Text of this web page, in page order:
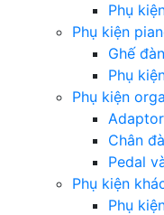
Phụ
Phụ kiện
Ghế
Phụ
Phụ kiện
Chân
Pedal
Phụ kiện
Phụ